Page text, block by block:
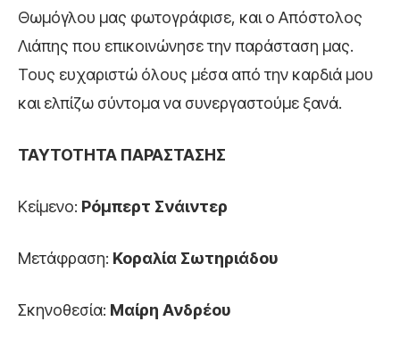
Θωμόγλου μας φωτογράφισε, και ο Απόστολος
Λιάπης που επικοινώνησε την παράσταση μας.
Τους ευχαριστώ όλους μέσα από την καρδιά μου
και ελπίζω σύντομα να συνεργαστούμε ξανά.
ΤΑΥΤΟΤΗΤΑ ΠΑΡΑΣΤΑΣΗΣ
Κείμενο: Ρόμπερτ Σνάιντερ
Μετάφραση: Κοραλία Σωτηριάδου
Σκηνοθεσία: Μαίρη Ανδρέου